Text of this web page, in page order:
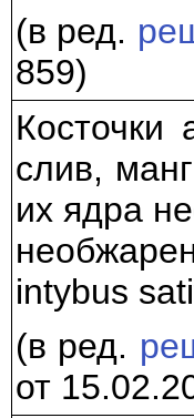
(в ред.
859)
Косточки
слив,
их ядра
intybus
(в ред.
от